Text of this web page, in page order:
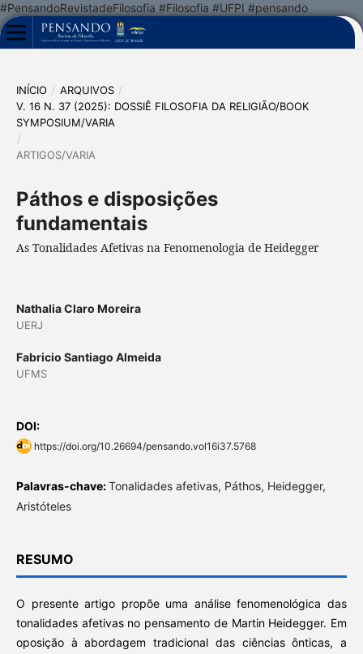
#PensandoRevistadeFilosofia #Filosofia #UFPI #pensando
INÍCIO / ARQUIVOS /
V. 16 N. 37 (2025): DOSSIÊ FILOSOFIA DA RELIGIÃO/BOOK
SYMPOSIUM/VARIA
/
ARTIGOS/VARIA
Páthos e disposições
fundamentais
As Tonalidades Afetivas na Fenomenologia de Heidegger
Nathalia Claro Moreira
UERJ
Fabricio Santiago Almeida
UFMS
DOI:
https://doi.org/10.26694/pensando.vol16i37.5768
Palavras-chave:Tonalidades afetivas, Páthos, Heidegger,
Aristóteles
RESUMO
O presente artigo propõe uma análise fenomenológica das
tonalidades afetivas no pensamento de Martin Heidegger. Em
oposição à abordagem tradicional das ciências ônticas, a